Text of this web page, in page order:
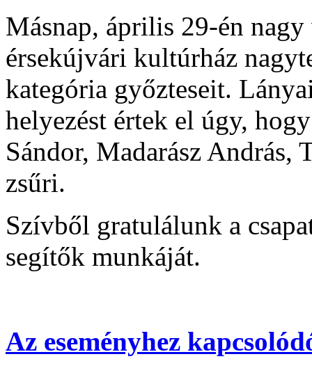
Másnap, április 29-én
érsekújvári kultúrház
kategória győzteseit.
helyezést értek el úgy,
Sándor, Madarász András,
zsűri.
Szívből gratulálunk a
segítők munkáját.
Az eseményhez